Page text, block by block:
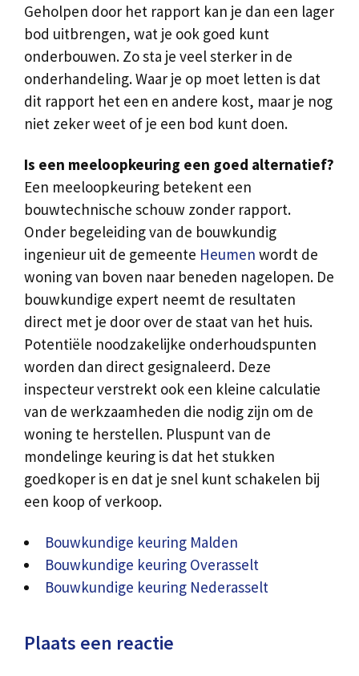
Geholpen door het rapport kan je dan een lager
bod uitbrengen, wat je ook goed kunt
onderbouwen. Zo sta je veel sterker in de
onderhandeling. Waar je op moet letten is dat
dit rapport het een en andere kost, maar je nog
niet zeker weet of je een bod kunt doen.
Is een meeloopkeuring een goed alternatief?
Een meeloopkeuring betekent een
bouwtechnische schouw zonder rapport.
Onder begeleiding van de bouwkundig
ingenieur uit de gemeente Heumen wordt de
woning van boven naar beneden nagelopen. De
bouwkundige expert neemt de resultaten
direct met je door over de staat van het huis.
Potentiële noodzakelijke onderhoudspunten
worden dan direct gesignaleerd. Deze
inspecteur verstrekt ook een kleine calculatie
van de werkzaamheden die nodig zijn om de
woning te herstellen. Pluspunt van de
mondelinge keuring is dat het stukken
goedkoper is en dat je snel kunt schakelen bij
een koop of verkoop.
Bouwkundige keuring Malden
Bouwkundige keuring Overasselt
Bouwkundige keuring Nederasselt
Plaats een reactie